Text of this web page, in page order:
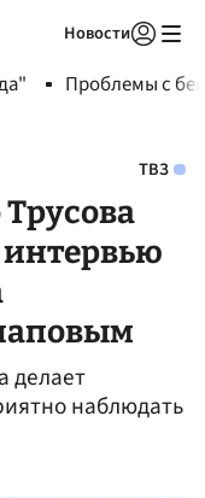
Новости
Проблемы с
ТВЗ
делает
наблюдать